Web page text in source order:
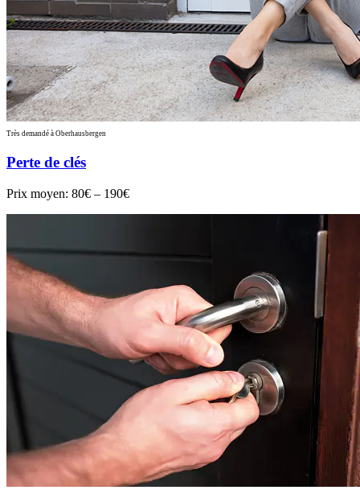
Très demandé à Oberhausbergen
Perte de clés
Prix moyen: 80€ – 190€